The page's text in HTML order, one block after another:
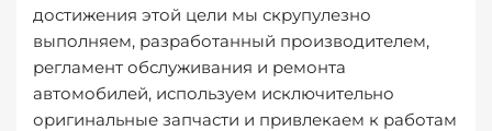
достижения этой цели мы скрупулезно
выполняем, разработанный производителем,
регламент обслуживания и ремонта
автомобилей, используем исключительно
оригинальные запчасти и привлекаем к работам